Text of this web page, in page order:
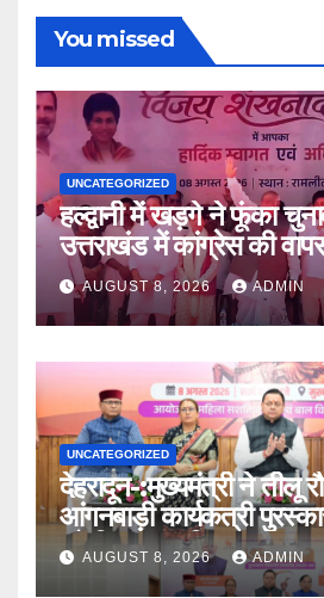
You missed
UNCATEGORIZED
हल्द्वानी में खड़गे ने फूंका
उत्तराखंड में कांग्रेस की
AUGUST 8, 2026 ADMIN
UNCATEGORIZED
देहरादून-:मुख्यमंत्री ने तीलू
आंगनबाड़ी कार्यकत्री
को किया सम्मानित
AUGUST 8, 2026 ADMIN